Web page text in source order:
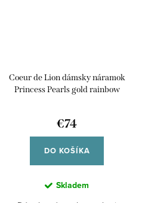
Coeur de Lion dámsky náramok
Princess Pearls gold rainbow
€74
DO KOŠÍKA
Skladem